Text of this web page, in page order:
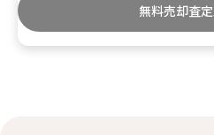
無料売却査定